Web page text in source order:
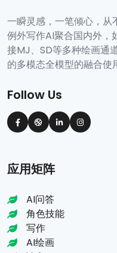
一瞬灵感，一笔倾心，从
例外写作AI聚合国内外
接MJ、SD等多种绘画通
的多模态全模型的融合使
Follow Us
应用矩阵
AI问答
角色技能
写作
AI绘画